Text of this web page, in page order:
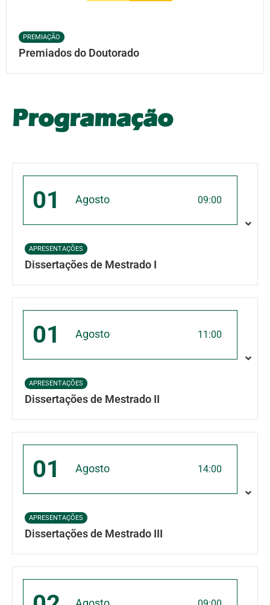
PREMIAÇÃO
Premiados do Doutorado
Programação
01 Agosto 09:00
APRESENTAÇÕES
Dissertações de Mestrado I
01 Agosto 11:00
APRESENTAÇÕES
Dissertações de Mestrado II
01 Agosto 14:00
APRESENTAÇÕES
Dissertações de Mestrado III